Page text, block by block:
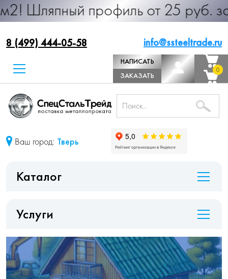
профиль от 25 руб. за м.п.
8 (499) 444-05-58 info@ssteeltrade.ru
НАПИСАТЬ
ДИРЕКТОРУ
ЗАКАЗАТЬ
ЗВОНОК
0
0
Ваш город: Тверь
Каталог
Услуги